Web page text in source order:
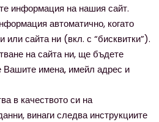
информация на нашия сайт.
автоматично, когато
или сайта ни (вкл. с “бисквитки”).
на сайта ни, ще бъдете
Вашите имена, имейл адрес и
в качеството си на
винаги следва инструкциите